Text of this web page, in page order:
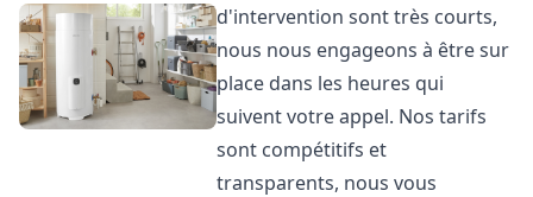
d'intervention sont très courts,
nous nous engageons à être sur
place dans les heures qui
suivent votre appel. Nos tarifs
sont compétitifs et
transparents, nous vous